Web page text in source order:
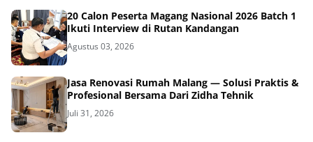
20 Calon Peserta Magang Nasional 2026 Batch 1
Ikuti Interview di Rutan Kandangan
Agustus 03, 2026
Jasa Renovasi Rumah Malang — Solusi Praktis &
Profesional Bersama Dari Zidha Tehnik
Juli 31, 2026